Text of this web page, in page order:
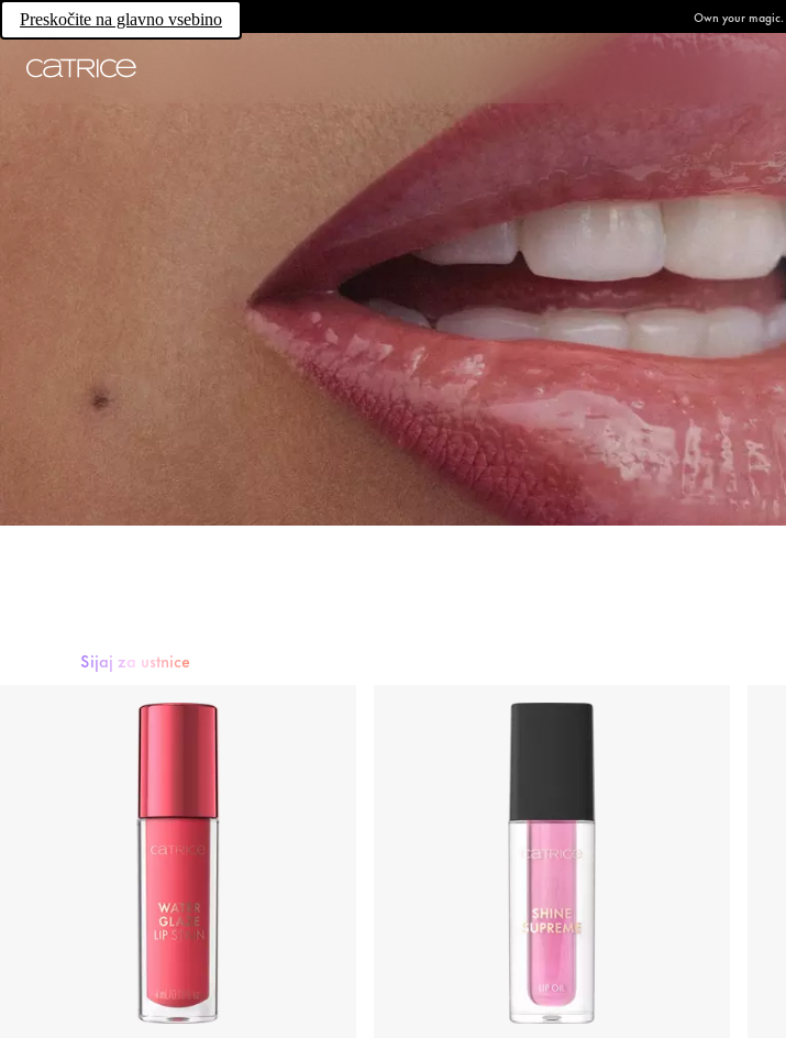
Preskočite na glavno vsebino Own your magic.
Sijaj za ustnice